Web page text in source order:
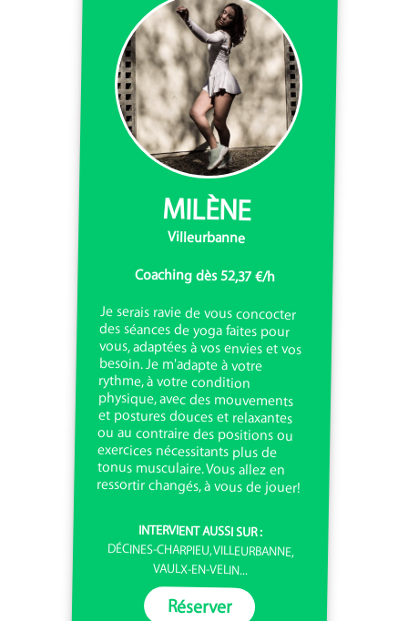
MILÈNE
Villeurbanne
Coaching dès 52,37 €/h
Je serais ravie de vous concocter
des séances de yoga faites pour
vous, adaptées à vos envies et vos
besoin. Je m'adapte à votre
rythme, à votre condition
physique, avec des mouvements
et postures douces et relaxantes
ou au contraire des positions ou
exercices nécessitants plus de
tonus musculaire. Vous allez en
ressortir changés, à vous de jouer!
INTERVIENT AUSSI SUR :
DÉCINES-CHARPIEU, VILLEURBANNE,
VAULX-EN-VELIN...
Réserver